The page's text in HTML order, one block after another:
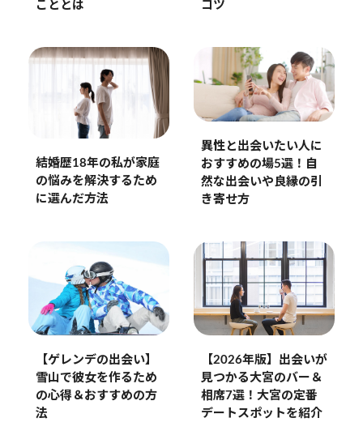
こととは
コツ
結婚歴18年の私が家庭
の悩みを解決するため
に選んだ方法
異性と出会いたい人に
おすすめの場5選！自
然な出会いや良縁の引
き寄せ方
【ゲレンデの出会い】
雪山で彼女を作るため
の心得＆おすすめの方
法
【2026年版】出会いが
見つかる大宮のバー＆
相席7選！大宮の定番
デートスポットを紹介